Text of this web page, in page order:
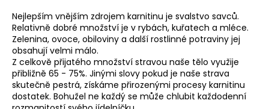
Nejlepším vnějším zdrojem karnitinu je svalstvo savců.
Relativně dobré množství je v rybách, kuřatech a mléce.
Zelenina, ovoce, obiloviny a další rostlinné potraviny jej
obsahují velmi málo.
Z celkově přijatého množství stravou naše tělo využije
přibližně 65 - 75%. Jinými slovy pokud je naše strava
skutečně pestrá, získáme přirozenými procesy karnitinu
dostatek. Bohužel ne každý se může chlubit každodenní
HLEDAT
D
o